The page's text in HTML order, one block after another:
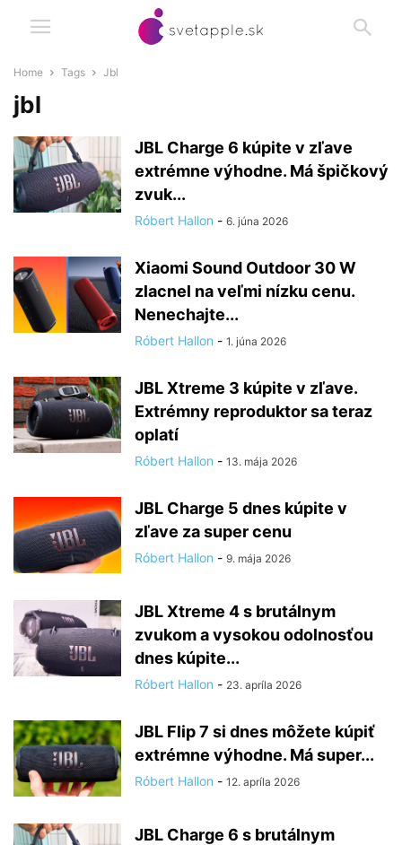
Home Tags Jbl
jbl
JBL Charge 6 kúpite v zľave
extrémne výhodne. Má špičkový
zvuk...
Róbert Hallon - 6. júna 2026
Xiaomi Sound Outdoor 30 W
zlacnel na veľmi nízku cenu.
Nenechajte...
Róbert Hallon - 1. júna 2026
JBL Xtreme 3 kúpite v zľave.
Extrémny reproduktor sa teraz
oplatí
Róbert Hallon - 13. mája 2026
JBL Charge 5 dnes kúpite v
zľave za super cenu
Róbert Hallon - 9. mája 2026
JBL Xtreme 4 s brutálnym
zvukom a vysokou odolnosťou
dnes kúpite...
Róbert Hallon - 23. apríla 2026
JBL Flip 7 si dnes môžete kúpiť
extrémne výhodne. Má super...
Róbert Hallon - 12. apríla 2026
JBL Charge 6 s brutálnym